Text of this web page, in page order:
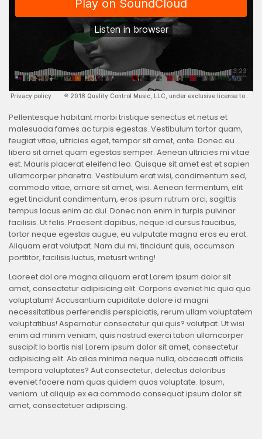
Pellentesque habitant morbi tristique senectus et netus et
malesuada fames ac turpis egestas. Vestibulum tortor quam,
feugiat vitae, ultricies eget, tempor sit amet, ante. Donec eu
libero sit amet quam egestas semper. Aenean ultricies mi vitae
est. Mauris placerat eleifend leo. Quisque sit amet est et sapien
ullamcorper pharetra. Vestibulum erat wisi, condimentum sed,
commodo vitae, ornare sit amet, wisi. Aenean fermentum, elit
eget tincidunt condimentum, eros ipsum rutrum orci, sagittis
tempus lacus enim ac dui. Donec non enim in turpis pulvinar
facilisis. Ut felis. Praesent dapibus, neque id cursus faucibus,
tortor neque egestas augue, eu vulputate magna eros eu erat.
Aliquam erat volutpat. Nam dui mi, tincidunt quis, accumsan
porttitor, facilisis luctus, metusrt writing!
Laoreet dol ore magna aliquam erat Lorem ipsum dolor sit
amet, consectetur adipisicing elit. Corporis eveniet hic quia quo
voluptatum! Accusantium cupiditate dolore id magni
necessitatibus perferendis perspiciatis, rerum ullam voluptatem
voluptatibus! Aspernatur consectetur qui quis? volutpat. Ut wisi
enim ad minim veniam, quis nostrud exerci tation ullamcorper
suscipit lo bortis nisl Lorem ipsum dolor sit amet, consectetur
adipisicing elit. Ab alias minima neque nulla, obcaecati officiis
tempora voluptates? Aut consectetur, delectus doloribus
eveniet facere nam quas quidem quos voluptate. Ipsum,
veniam. ut aliquip ex ea commodo consequat ipsum dolor sit
amet, consectetuer adipiscing.